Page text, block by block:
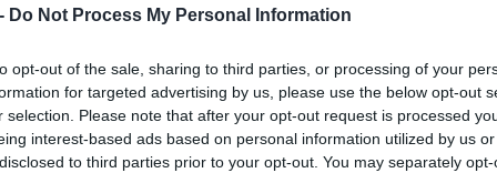
Do Not Process My Personal Information
opt-out of the sale, sharing to third parties, or processing of your
for targeted advertising by us, please use the below opt-out
selection. Please note that after your opt-out request is processed
interest-based ads based on personal information utilized by us
to third parties prior to your opt-out. You may separately
«Ο επιχειρηματικός κόσμος της
και επιβαρύνσεων, τόσο στον
υλών, όσο και του κόστους μεταφοράς
20:41
20:38